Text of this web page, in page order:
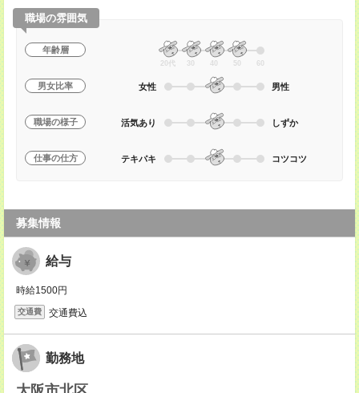
職場の雰囲気
年齢層
20代 30 40 50 60
男女比率 女性 男性
職場の様子 活気あり しずか
仕事の仕方 テキパキ コツコツ
募集情報
給与
時給1500円
交通費 交通費込
勤務地